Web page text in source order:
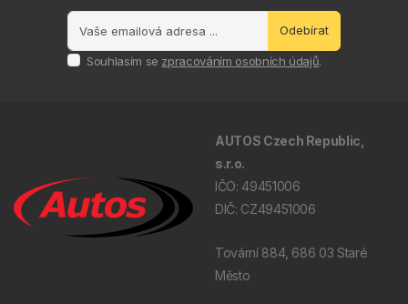
Odebírat
Souhlasím se zpracováním osobních údajů.
AUTOS Czech Republic,
s.r.o.
IČO: 49451006
DIČ: CZ49451006
Tovární 884, 686 03 Staré
Město